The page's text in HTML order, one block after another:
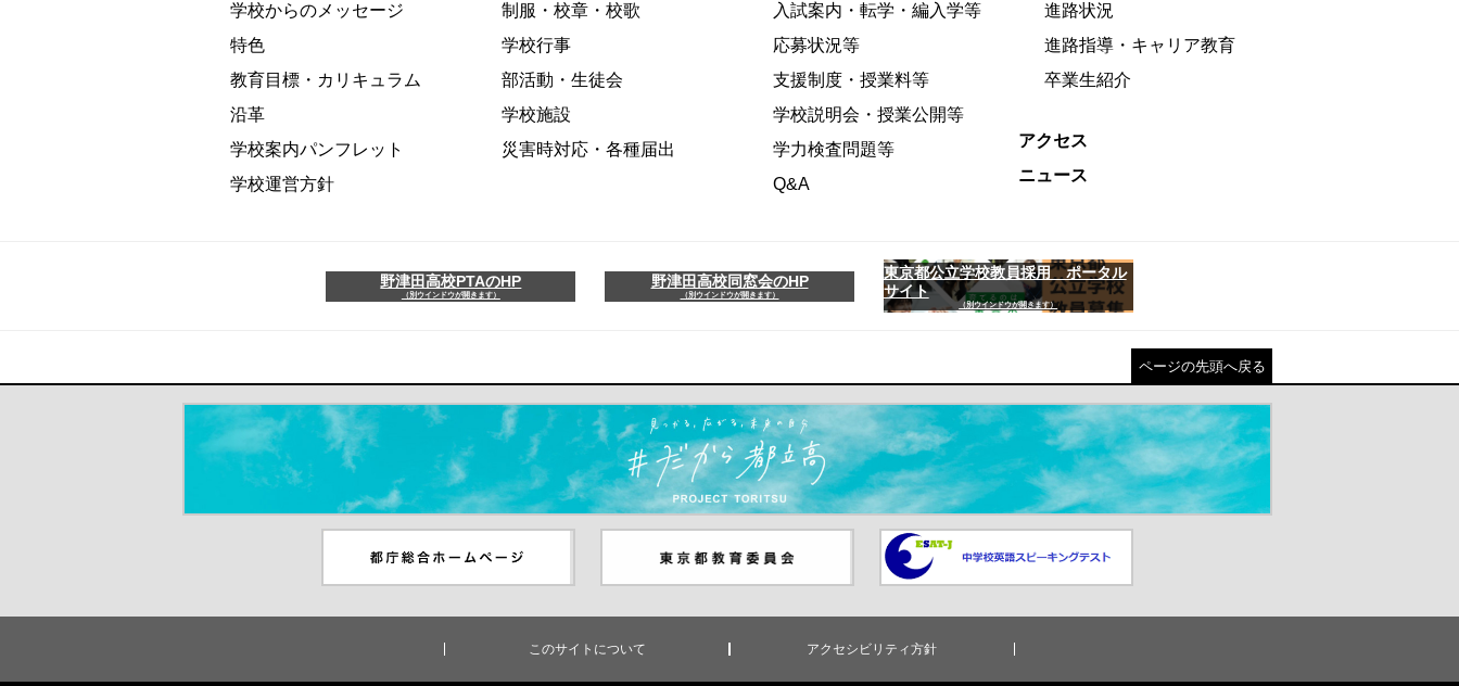
学校からのメッセージ
特色
教育目標・カリキュラム
沿革
学校案内パンフレット
学校運営方針
制服・校章・校歌
学校行事
部活動・生徒会
学校施設
災害時対応・各種届出
入試案内・転学・編入学等
応募状況等
支援制度・授業料等
学校説明会・授業公開等
学力検査問題等
Q&A
進路状況
進路指導・キャリア教育
卒業生紹介
アクセス
ニュース
野津田高校PTAのHP
（別ウインドウが開きます）
野津田高校同窓会のHP
（別ウインドウが開きます）
東京都公立学校教員採用 ポータル
サイト
（別ウインドウが開きます）
ページの先頭へ戻る
＃だから都立高（別ウインドウが開きます）
ンドウが開きます）
ウが開きます）
中学校英語スピーキングテスト
（別ウインドウが開きます）
このサイトについて アクセシビリティ方針